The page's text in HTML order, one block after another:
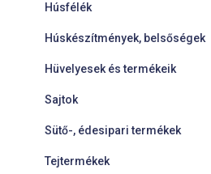
Húsfélék
Húskészítmények, belsőségek
Hüvelyesek és termékeik
Sajtok
Sütő-, édesipari termékek
Tejtermékek